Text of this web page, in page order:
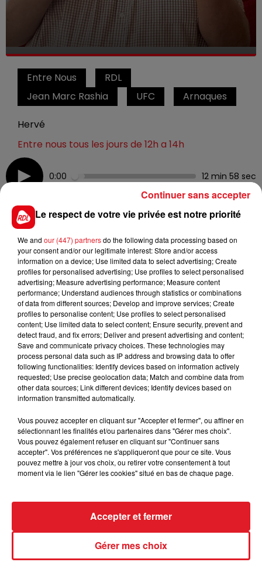
Entre Nous
RDL
Jean Marc Rashia
UFC Arnaques
Hervé
Entre nous tous les jours de 12h a 14h
0:00 12 min 58 sec
7 décembre 2022 - 12 min 58 sec
ENTRE NOUS : JEAN MICHEL BILLAUT UFC QUE
CHOISIR DU PDC
Chaque jour, de 12h à 14h, retrouvez Jean-Marc Rashia
pour parler de tout… avec vous !
21h08
21h08 21h04
21h04
Le respect de votre vie privée est notre priorité
We and our (447) partnersdo the following data processing based on
your consent and/or our legitimate interest: Store and/or access
information on a device; Use limited data to select advertising; Create
profiles for personalised advertising; Use profiles to select personalised
advertising; Measure advertising performance; Measure content
performance; Understand audiences through statistics or combinations
of data from different sources; Develop and improve services; Create
profiles to personalise content; Use profiles to select personalised
content; Use limited data to select content; Ensure security, prevent and
detect fraud, and fix errors; Deliver and present advertising and content;
Save and communicate privacy choices. These technologies may
process personal data such as IP address and browsing data to offer
following functionalities: Identify devices based on information actively
requested; Use precise geolocation data; Match and combine data from
other data sources; Link different devices; Identify devices based on
information transmitted automatically.
Vous pouvez accepter en cliquant sur "Accepter et fermer", ou affiner en
sélectionnant les finalités et/ou partenaires dans "Gérer mes choix".
Vous pouvez également refuser en cliquant sur "Continuer sans
accepter". Vos préférences ne s'appliqueront que pour ce site. Vous
pouvez mettre à jour vos choix, ou retirer votre consentement à tout
moment via le lien "Gérer les cookies" situé en bas de chaque page.
Gérer mes choix
Accepter et fermer
Continuer sans accepter